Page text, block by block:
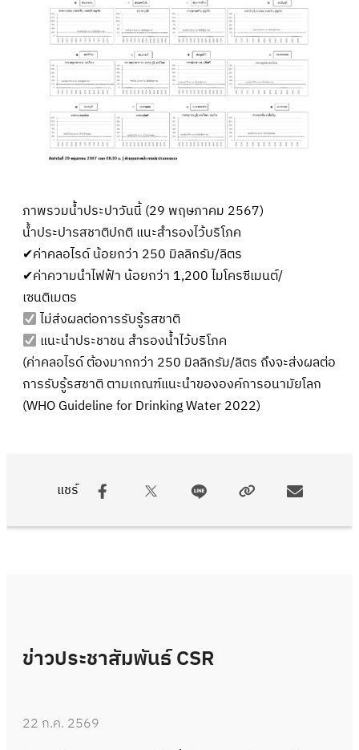
แชร์
ภาพรวมน้ำประปาวันนี้ (29 พฤษภาคม 2567)
น้ำประปารสชาติปกติ แนะสำรองไว้บริโภค
✔ค่าคลอไรด์ น้อยกว่า 250 มิลลิกรัม/ลิตร
✔ค่าความนำไฟฟ้า น้อยกว่า 1,200 ไมโครซีเมนต์/
เซนติเมตร
ไม่ส่งผลต่อการรับรู้รสชาติ
แนะนำประชาชน สำรองน้ำไว้บริโภค
(ค่าคลอไรด์ ต้องมากกว่า 250 มิลลิกรัม/ลิตร ถึงจะส่งผลต่อ
การรับรู้รสชาติ ตามเกณฑ์แนะนำขององค์การอนามัยโลก
(WHO Guideline for Drinking Water 2022)
ข่าวประชาสัมพันธ์ CSR
22 ก.ค. 2569